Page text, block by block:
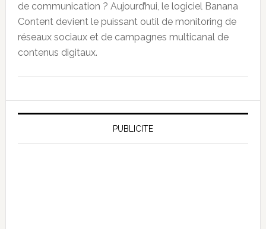
de communication ? Aujourd’hui, le logiciel Banana
Content devient le puissant outil de monitoring de
réseaux sociaux et de campagnes multicanal de
contenus digitaux.
PUBLICITE